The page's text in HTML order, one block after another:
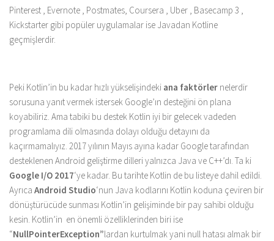
Pinterest , Evernote , Postmates, Coursera , Uber , Basecamp 3 ,
Kickstarter gibi popüler uygulamalar ise Javadan Kotline
geçmişlerdir.
Peki Kotlin’in bu kadar hızlı yükselişindeki ana faktörler nelerdir
sorusuna yanıt vermek istersek Google’ın desteğini ön plana
koyabiliriz. Ama tabiki bu destek Kotlin iyi bir gelecek vadeden
programlama dili olmasında dolayı olduğu detayını da
kaçırmamalıyız. 2017 yılının Mayıs ayına kadar Google tarafından
desteklenen Android geliştirme dilleri yalnızca Java ve C++’dı. Ta ki
Google I/O 2017‘ye kadar. Bu tarihte Kotlin de bu listeye dahil edildi.
Ayrıca Android Studio‘nun Java kodlarını Kotlin koduna çeviren bir
dönüştürücüde sunması Kotlin’in gelişiminde bir pay sahibi olduğu
kesin. Kotlin’in en önemli özelliklerinden biri ise
“NullPointerException”lardan kurtulmak yani null hatası almak bir